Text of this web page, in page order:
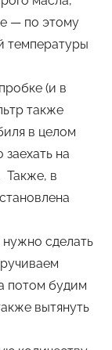
— по этому
температуры
(и в
также
в целом
на
Также, в
нужно сделать
потом будим
вытянуть